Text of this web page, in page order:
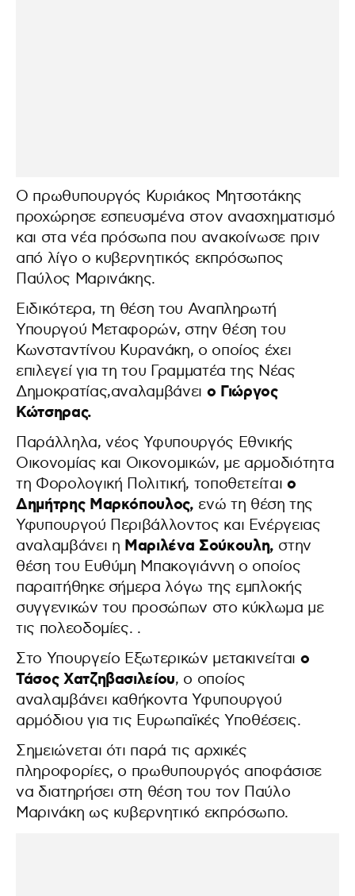
Ο πρωθυπουργός Κυριάκος Μητσοτάκης
προχώρησε εσπευσμένα στον ανασχηματισμό
και στα νέα πρόσωπα που ανακοίνωσε πριν
από λίγο ο κυβερνητικός εκπρόσωπος
Παύλος Μαρινάκης.
Ειδικότερα, τη θέση του Αναπληρωτή
Υπουργού Μεταφορών, στην θέση του
Κωνσταντίνου Κυρανάκη, ο οποίος έχει
επιλεγεί για τη του Γραμματέα της Νέας
Δημοκρατίας,αναλαμβάνει ο Γιώργος
Κώτσηρας.
Παράλληλα, νέος Υφυπουργός Εθνικής
Οικονομίας και Οικονομικών, με αρμοδιότητα
τη Φορολογική Πολιτική, τοποθετείταιο
Δημήτρης Μαρκόπουλος, ενώ τη θέση της
Υφυπουργού Περιβάλλοντος και Ενέργειας
αναλαμβάνει η Μαριλένα Σούκουλη, στην
θέση του Ευθύμη Μπακογιάννη ο οποίος
παραιτήθηκε σήμερα λόγω της εμπλοκής
συγγενικών του προσώπων στο κύκλωμα με
τις πολεοδομίες. .
Στο Υπουργείο Εξωτερικών μετακινείται ο
Τάσος Χατζηβασιλείου, ο οποίος
αναλαμβάνει καθήκοντα Υφυπουργού
αρμόδιου για τις Ευρωπαϊκές Υποθέσεις.
Σημειώνεται ότι παρά τις αρχικές
πληροφορίες, ο πρωθυπουργός αποφάσισε
να διατηρήσει στη θέση του τον Παύλο
Μαρινάκη ως κυβερνητικό εκπρόσωπο.